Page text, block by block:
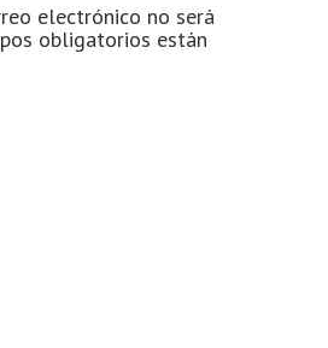
electrónico no será
obligatorios están